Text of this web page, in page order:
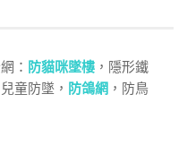
： 防貓咪墜樓 ，隱形鐵
兒童防墜， 防鴿網 ，防鳥